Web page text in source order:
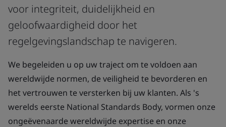
voor integriteit, duidelijkheid en
geloofwaardigheid door het
regelgevingslandschap te navigeren.
We begeleiden u op uw traject om te voldoen aan
wereldwijde normen, de veiligheid te bevorderen en
het vertrouwen te versterken bij uw klanten. Als 's
werelds eerste National Standards Body, vormen onze
ongeëvenaarde wereldwijde expertise en onze